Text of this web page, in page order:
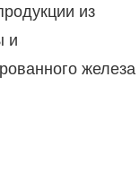
из
и
железа